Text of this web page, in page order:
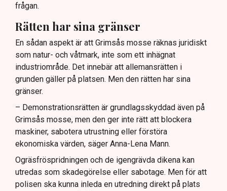
frågan.
Rätten har sina gränser
En sådan aspekt är att Grimsås mosse räknas juridiskt
som natur- och våtmark, inte som ett inhägnat
industriområde. Det innebär att allemansrätten i
grunden gäller på platsen. Men den rätten har sina
gränser.
– Demonstrationsrätten är grundlagsskyddad även på
Grimsås mosse, men den ger inte rätt att blockera
maskiner, sabotera utrustning eller förstöra
ekonomiska värden, säger Anna-Lena Mann.
Ogräsfröspridningen och de igengrävda dikena kan
utredas som skadegörelse eller sabotage. Men för att
polisen ska kunna inleda en utredning direkt på plats